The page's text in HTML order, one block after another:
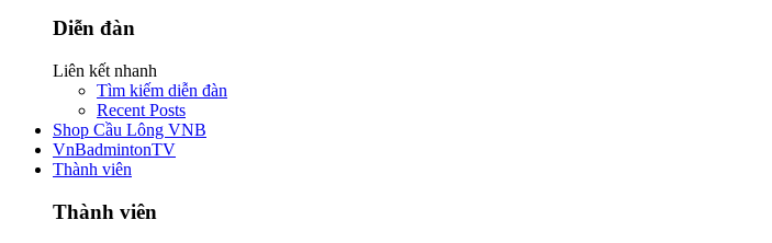
Diễn đàn
Liên kết nhanh
Tìm kiếm diễn đàn
Recent Posts
Shop Cầu Lông VNB
VnBadmintonTV
Thành viên
Thành viên